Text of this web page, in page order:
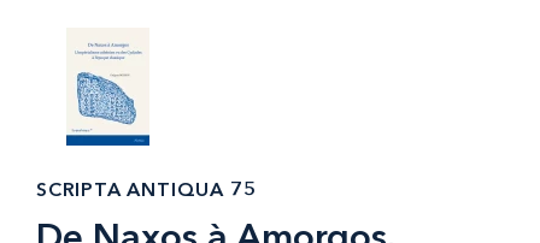
SCRIPTA ANTIQUA 75